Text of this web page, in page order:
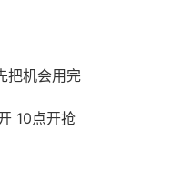
把机会用完
10点开抢